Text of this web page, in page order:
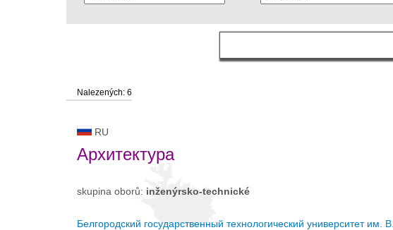
Nalezených: 6
RU
Архитектура
skupina oborů: inženýrsko-technické
Белгородский государственный технологический университет им.